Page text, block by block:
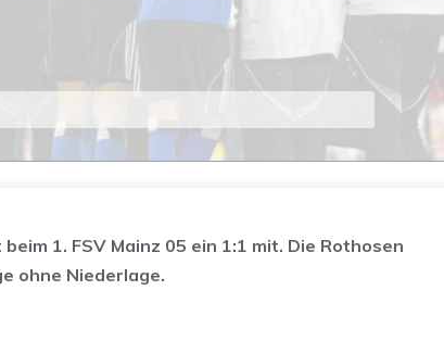
1. FSV Mainz 05 ein 1:1 mit. Die Rothosen
ohne Niederlage.